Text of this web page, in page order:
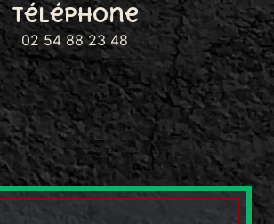
Téléphone
02 54 88 23 48